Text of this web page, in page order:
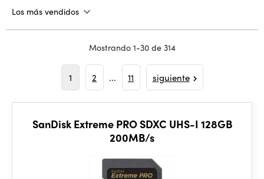
Los más vendidos
Mostrando 1-30 de 314
1 2 ... 11 siguiente
SanDisk Extreme PRO SDXC UHS-I 128GB
200MB/s